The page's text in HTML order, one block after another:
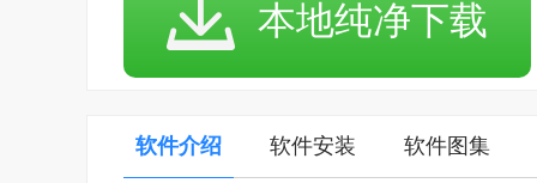
本地纯净下载
软件介绍 软件安装 软件图集